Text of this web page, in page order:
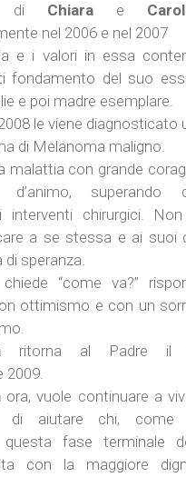
di Chiara e
nel 2006 e nel 2007
e i valori in essa
fondamento del suo
e poi madre esemplare.
le viene diagnosticato
di Melanoma maligno.
malattia con grande
superando
interventi chirurgici.
a se stessa e ai suoi
di speranza.
“come va?”
ottimismo e con un
ritorna al Padre il
2009.
ora, vuole continuare a
di aiutare chi, come
questa fase terminale
con la maggiore